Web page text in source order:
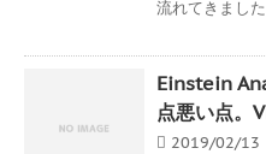
流れてきまし
Einstein
点悪い点。
2019/02/13